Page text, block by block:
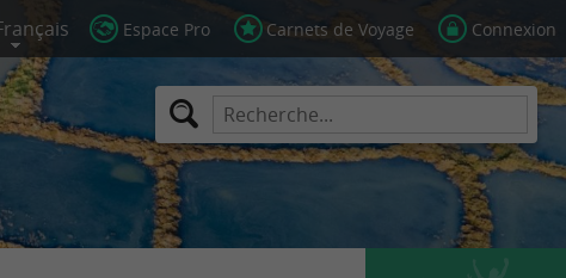
Espace Pro Carnets de Voyage Connexion